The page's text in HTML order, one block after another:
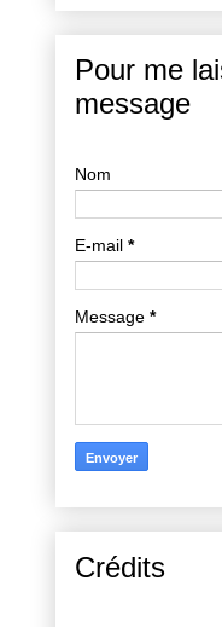
Pour me
message
Nom
E-mail *
Message *
Crédits